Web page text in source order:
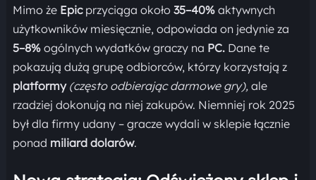
Mimo że Epic przyciąga około 35–40%aktywnych
użytkowników miesięcznie, odpowiada on jedynie za
5–8%ogólnych wydatków graczy na PC. Dane te
pokazują dużą grupę odbiorców, którzy korzystają z
platformy (często odbierając darmowe gry), ale
rzadziej dokonują na niej zakupów. Niemniej rok 2025
był dla firmy udany – gracze wydali w sklepie łącznie
ponad miliard dolarów.